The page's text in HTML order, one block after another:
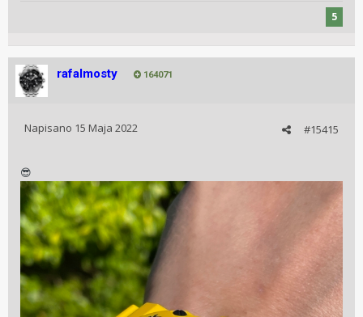
5
rafalmosty 164071
#15415
Napisano 15 Maja 2022
😎